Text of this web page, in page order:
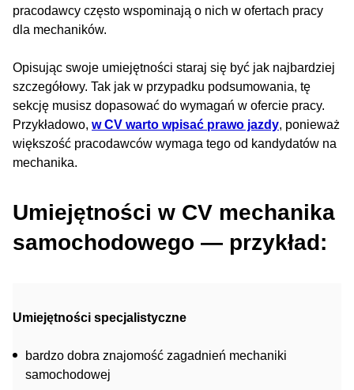
pracodawcy często wspominają o nich w ofertach pracy
dla mechaników.
Opisując swoje umiejętności staraj się być jak najbardziej
szczegółowy. Tak jak w przypadku podsumowania, tę
sekcję musisz dopasować do wymagań w ofercie pracy.
Przykładowo, w CV warto wpisać prawo jazdy, ponieważ
większość pracodawców wymaga tego od kandydatów na
mechanika.
Umiejętności w CV mechanika
samochodowego — przykład:
Umiejętności specjalistyczne
bardzo dobra znajomość zagadnień mechaniki
samochodowej